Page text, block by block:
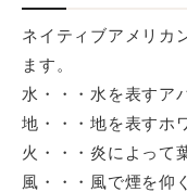
ネイティブアメリカ
ます。
水・・・水を表すア
地・・・地を表すホ
火・・・炎によって
風・・・風で煙を仰